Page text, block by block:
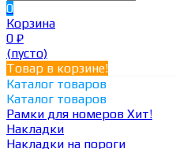
0
Корзина
0 ₽
(пусто)
Товар в корзине!
Каталог товаров
Каталог товаров
Рамки для номеров Хит!
Накладки
Накладки на пороги